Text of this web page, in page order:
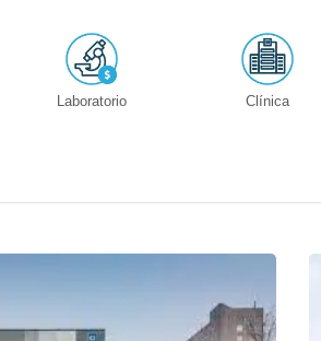
Laboratorio Clínica